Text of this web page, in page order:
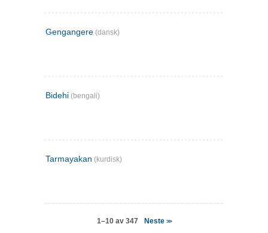
Gengangere (dansk)
Bidehi (bengali)
Tarmayakan (kurdisk)
1–10 av 347 Neste >>